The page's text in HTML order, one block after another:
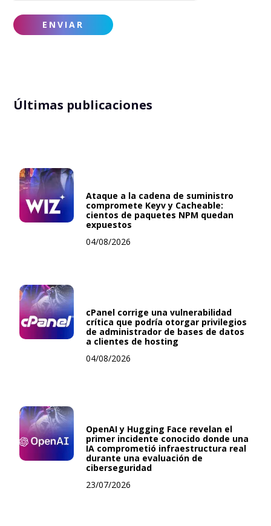
Últimas publicaciones
Ataque a la cadena de suministro
compromete Keyv y Cacheable:
cientos de paquetes NPM quedan
expuestos
04/08/2026
cPanel corrige una vulnerabilidad
crítica que podría otorgar privilegios
de administrador de bases de datos
a clientes de hosting
04/08/2026
OpenAI y Hugging Face revelan el
primer incidente conocido donde una
IA comprometió infraestructura real
durante una evaluación de
ciberseguridad
23/07/2026